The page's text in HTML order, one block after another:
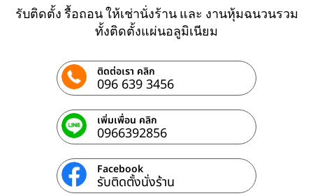
รับติดตั้ง รื้อถอน ให้เช่านั่งร้าน และ งานหุ้มฉนวนรวม
ทั้งติดตั้งแผ่นอลูมิเนียม
ติดต่อเรา คลิก
096 639 3456
เพิ่มเพื่อน คลิก
0966392856
Facebook
รับติดตั้งนั่งร้าน